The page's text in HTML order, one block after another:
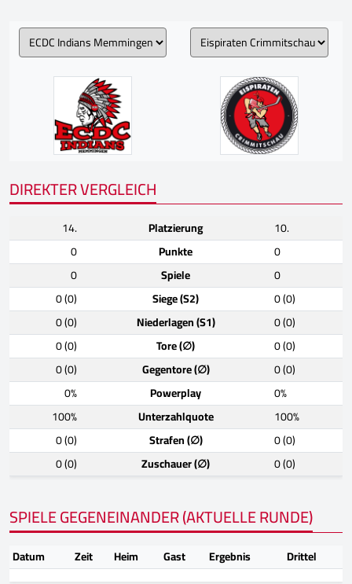
DIREKTER VERGLEICH
14. Platzierung
10.
0
Punkte
0
0
Spiele
0
0 (0)
Siege (S2)
0 (0)
0 (0)
Niederlagen (S1)
0 (0)
0 (0)
Tore (∅)
0 (0)
0 (0)
Gegentore (∅)
0 (0)
0%
Powerplay
0%
100%
Unterzahlquote
100%
0 (0)
Strafen (∅)
0 (0)
0 (0)
Zuschauer (∅) 0 (0)
SPIELE GEGENEINANDER (AKTUELLE RUNDE)
Datum Zeit Heim Gast Ergebnis Drittel